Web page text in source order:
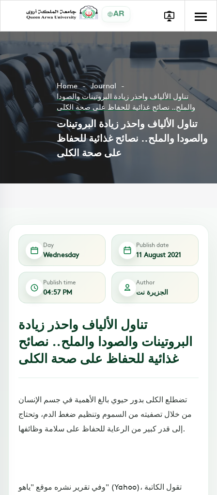
AR
Home
Journal
تناول الألياف واحذر زيادة البروتينات والصودا
والملح.. نصائح غذائية للحفاظ على صحة الكلى
تناول الألياف واحذر زيادة البروتينات
والصودا والملح.. نصائح غذائية للحفاظ
على صحة الكلى
Day
Wednesday
Publish date
11 August 2021
Publish time
04:57 PM
Author
الجزيرة نت
تناول الألياف واحذر زيادة
البروتينات والصودا والملح.. نصائح
غذائية للحفاظ على صحة الكلى
تضطلع الكلى بدور حيوي بالغ الأهمية في جسم الإنسان
من خلال تصفيته من السموم وتنظيم ضغط الدم، وتحتاج
إلى قدر كبير من الرعاية للحفاظ على سلامة وظائفها.
وفي تقرير نشره موقع "ياهو" (Yahoo)، تقول الكاتبة